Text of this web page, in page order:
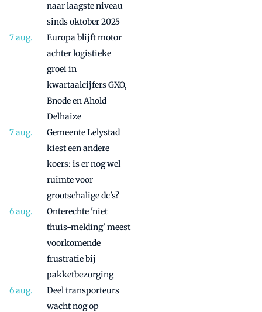
naar laagste niveau
sinds oktober 2025
Europa blijft motor
achter logistieke
groei in
kwartaalcijfers GXO,
Bnode en Ahold
Delhaize
Gemeente Lelystad
kiest een andere
koers: is er nog wel
ruimte voor
grootschalige dc's?
Onterechte 'niet
thuis-melding' meest
voorkomende
frustratie bij
pakketbezorging
Deel transporteurs
wacht nog op